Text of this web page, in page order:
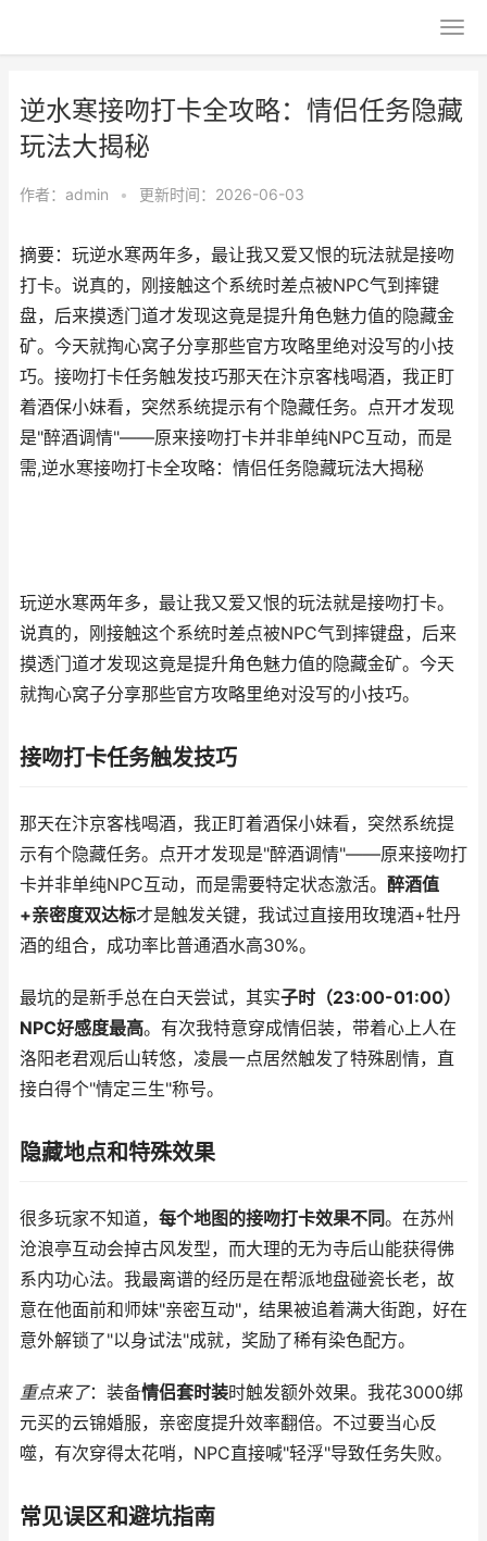
逆水寒接吻打卡全攻略：情侣任务隐藏
玩法大揭秘
作者： admin • 更新时间：2026-06-03
摘要：玩逆水寒两年多，最让我又爱又恨的玩法就是接吻
打卡。说真的，刚接触这个系统时差点被NPC气到摔键
盘，后来摸透门道才发现这竟是提升角色魅力值的隐藏金
矿。今天就掏心窝子分享那些官方攻略里绝对没写的小技
巧。接吻打卡任务触发技巧那天在汴京客栈喝酒，我正盯
着酒保小妹看，突然系统提示有个隐藏任务。点开才发现
是"醉酒调情"——原来接吻打卡并非单纯NPC互动，而是
需,逆水寒接吻打卡全攻略：情侣任务隐藏玩法大揭秘
玩逆水寒两年多，最让我又爱又恨的玩法就是接吻打卡。
说真的，刚接触这个系统时差点被NPC气到摔键盘，后来
摸透门道才发现这竟是提升角色魅力值的隐藏金矿。今天
就掏心窝子分享那些官方攻略里绝对没写的小技巧。
接吻打卡任务触发技巧
那天在汴京客栈喝酒，我正盯着酒保小妹看，突然系统提
示有个隐藏任务。点开才发现是"醉酒调情"——原来接吻打
卡并非单纯NPC互动，而是需要特定状态激活。 醉酒值
+亲密度双达标才是触发关键，我试过直接用玫瑰酒+牡丹
酒的组合，成功率比普通酒水高30%。
最坑的是新手总在白天尝试，其实子时（23:00-01:00）
NPC好感度最高。有次我特意穿成情侣装，带着心上人在
洛阳老君观后山转悠，凌晨一点居然触发了特殊剧情，直
接白得个"情定三生"称号。
隐藏地点和特殊效果
很多玩家不知道， 每个地图的接吻打卡效果不同。在苏州
沧浪亭互动会掉古风发型，而大理的无为寺后山能获得佛
系内功心法。我最离谱的经历是在帮派地盘碰瓷长老，故
意在他面前和师妹"亲密互动"，结果被追着满大街跑，好在
意外解锁了"以身试法"成就，奖励了稀有染色配方。
重点来了：装备情侣套时装时触发额外效果。我花3000绑
元买的云锦婚服，亲密度提升效率翻倍。不过要当心反
噬，有次穿得太花哨，NPC直接喊"轻浮"导致任务失败。
常见误区和避坑指南